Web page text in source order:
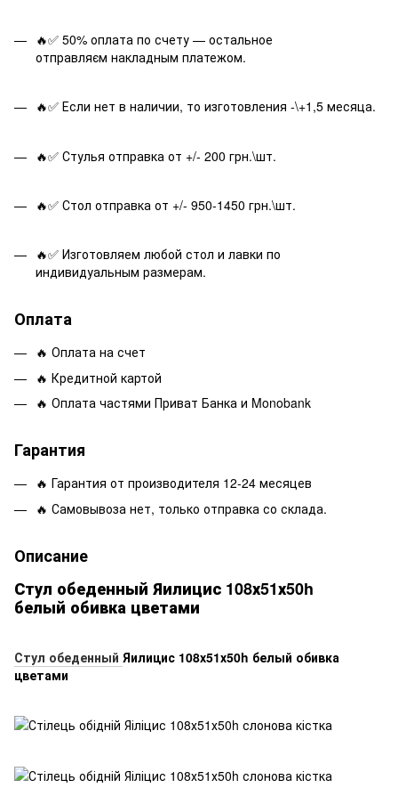
🔥✅ 50% оплата по счету — остальное
отправляєм накладным платежом.
🔥✅ Если нет в наличии, то изготовления -\+1,5 месяца.
🔥✅ Стулья отправка от +/- 200 грн.\шт.
🔥✅ Стол отправка от +/- 950-1450 грн.\шт.
🔥✅ Изготовляем любой стол и лавки по
индивидуальным размерам.
Оплата
🔥 Оплата на счет
🔥 Кредитной картой
🔥 Оплата частями Приват Банка и Monobank
Гарантия
🔥 Гарантия от производителя 12-24 месяцев
🔥 Самовывоза нет, только отправка со склада.
Описание
Стул обеденный Яилицис 108х51х50h
белый обивка цветами
Стул обеденный Яилицис 108х51х50h белый обивка
цветами